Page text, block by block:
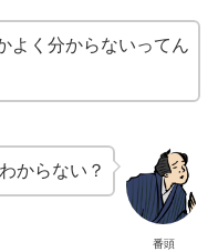
よく分からないってん
番頭
からない？